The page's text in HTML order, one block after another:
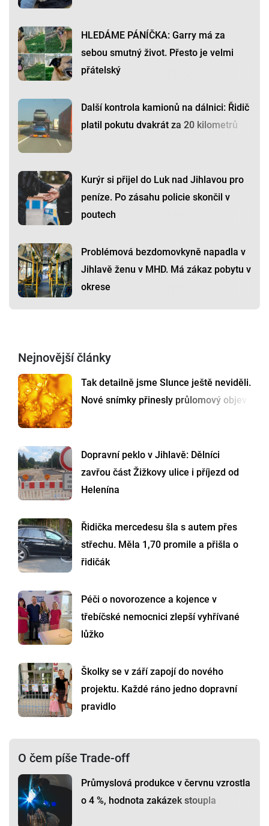
HLEDÁME PÁNÍČKA: Garry má za
sebou smutný život. Přesto je velmi
přátelský
Další kontrola kamionů na dálnici: Řidič
platil pokutu dvakrát za 20 kilometrů
Kurýr si přijel do Luk nad Jihlavou pro
peníze. Po zásahu policie skončil v
poutech
Problémová bezdomovkyně napadla v
Jihlavě ženu v MHD. Má zákaz pobytu v
okrese
Nejnovější články
Tak detailně jsme Slunce ještě neviděli.
Nové snímky přinesly průlomový objev
Dopravní peklo v Jihlavě: Dělníci
zavřou část Žižkovy ulice i příjezd od
Helenína
Řidička mercedesu šla s autem přes
střechu. Měla 1,70 promile a přišla o
řidičák
Péči o novorozence a kojence v
třebíčské nemocnici zlepší vyhřívané
lůžko
Školky se v září zapojí do nového
projektu. Každé ráno jedno dopravní
pravidlo
O čem píše Trade-off
Průmyslová produkce v červnu vzrostla
o 4 %, hodnota zakázek stoupla